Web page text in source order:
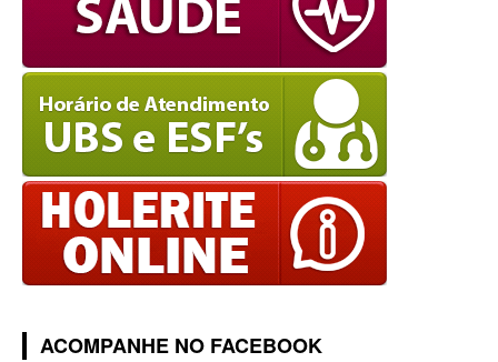
ACOMPANHE NO FACEBOOK